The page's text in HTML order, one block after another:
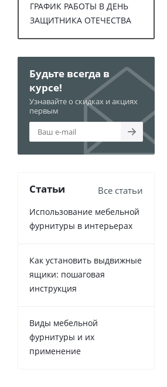
ГРАФИК РАБОТЫ В ДЕНЬ
ЗАЩИТНИКА ОТЕЧЕСТВА
Будьте всегда в
курсе!
Узнавайте о скидках и акциях
первым
Статьи Все статьи
Использование мебельной
фурнитуры в интерьерах
Как установить выдвижные
ящики: пошаговая
инструкция
Виды мебельной
фурнитуры и их
применение